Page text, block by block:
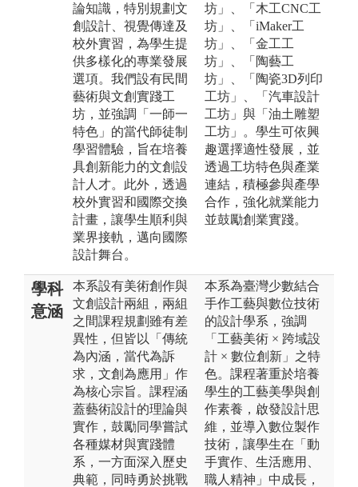
論知識，特別規劃文
創設計、視覺傳達及
校外實習，為學生提
供多樣化的專業發展
選項。我們設有民間
藝術與文創實踐工
坊，並強調「一師一
特色」的當代師徒制
學習體驗，旨在培養
具創新能力的文創設
計人才。此外，透過
校外實習和國際交換
計畫，讓學生順利與
業界接軌，邁向國際
設計舞台。
坊」、「木工CNC工
坊」、「iMaker工
坊」、「金工工
坊」、「陶藝工
坊」、「陶瓷3D列印
工坊」、「汽車設計
工坊」與「油土雕塑
工坊」。學生可依興
趣選擇適性發展，並
透過工坊特色與產業
連結，積極參與產學
合作，強化就業能力
並鼓勵創業實踐。
學科
意涵
本系設有美術創作與
文創設計兩組，兩組
之間課程規劃雖有差
異性，但皆以「傳統
為內涵，當代為訴
求，文創為應用」作
為核心宗旨。課程涵
蓋藝術設計的理論與
實作，鼓勵同學嘗試
各種媒材與實踐體
系，一方面深入歷史
典範，同時勇於挑戰
本系為臺灣少數結合
手作工藝與數位技術
的設計學系，強調
「工藝美術 × 跨域設
計 × 數位創新」之特
色。課程著重於培養
學生的工藝美學與創
作素養，啟發設計思
維，並導入數位製作
技術，讓學生在「動
手實作、生活應用、
職人精神」中成長，